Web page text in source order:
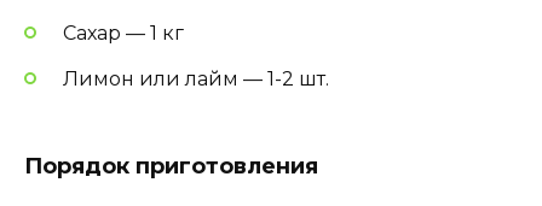
Сахар — 1 кг
Лимон или лайм — 1-2 шт.
Порядок приготовления